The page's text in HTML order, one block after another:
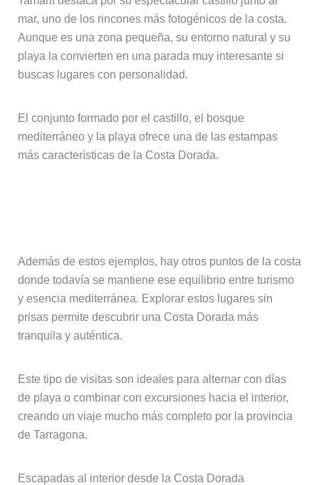
mar, uno de los rincones más fotogénicos de la costa.
Aunque es una zona pequeña, su entorno natural y su
playa la convierten en una parada muy interesante si
buscas lugares con personalidad.
El conjunto formado por el castillo, el bosque
mediterráneo y la playa ofrece una de las estampas
más características de la Costa Dorada.
Además de estos ejemplos, hay otros puntos de la costa
donde todavía se mantiene ese equilibrio entre turismo
y esencia mediterránea. Explorar estos lugares sin
prisas permite descubrir una Costa Dorada más
tranquila y auténtica.
Este tipo de visitas son ideales para alternar con días
de playa o combinar con excursiones hacia el interior,
creando un viaje mucho más completo por la provincia
de Tarragona.
Escapadas al interior desde la Costa Dorada